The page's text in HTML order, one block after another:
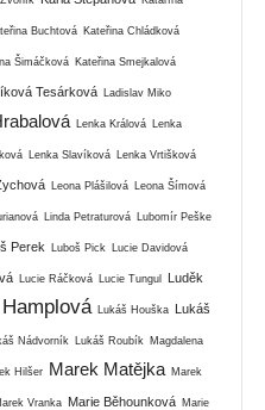
Buchtová Kateřina Chládková
Šimáčková Kateřina Smejkalová
Tesárková Ladislav Miko
Lenka Králová Lenka
Lenka Slavíková Lenka Vrtišková
Leona Plášilová Leona Šímová
Linda Petraturová Lubomír Peške
Perek Luboš Pick Lucie Davidová
Lucie Ráčková Lucie Tungul Luděk
Lukáš Houška Lukáš
Nádvorník Lukáš Roubík Magdalena
Hilšer Marek Matějka Marek
Vranka Marie Běhounková Marie